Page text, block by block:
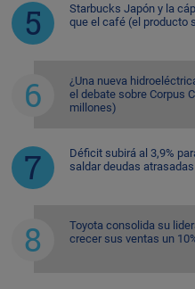
Starbucks Japón y la
que el café (el producto
¿Una nueva
el debate sobre Corpus
millones)
Déficit subirá al 3,9%
saldar deudas
Toyota consolida su
crecer sus ventas un